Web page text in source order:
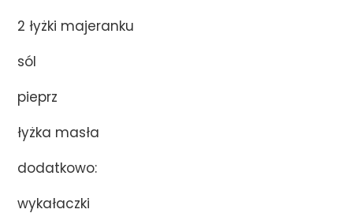
2 łyżki majeranku
sól
pieprz
łyżka masła
dodatkowo:
wykałaczki